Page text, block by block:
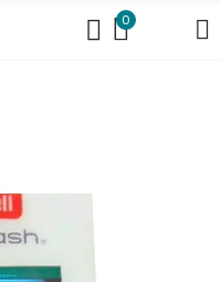
0
https://www.mtlit.it/collarini-